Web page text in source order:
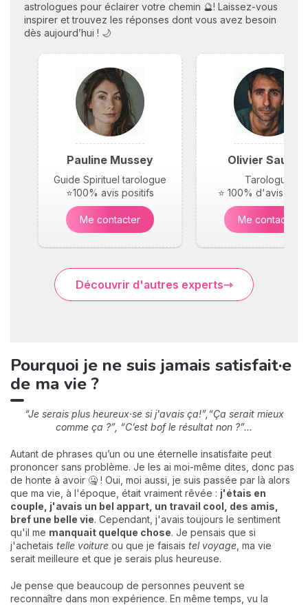
astrologues pour éclairer votre chemin 🔮! Laissez-vous
inspirer et trouvez les réponses dont vous avez besoin
dès aujourd’hui ! 🌙
Pauline Mussey
Guide Spirituel tarologue
⭐100% avis positifs
Me contacter
Olivier Saunier
Tarologue
⭐ 100% d'avis
Me contacter
Découvrir d'autres experts
Pourquoi je ne suis jamais satisfait·e
de ma vie ?
“Je serais plus heureux·se si j'avais ça!”,“Ça serait mieux
comme ça ?”, “C’est bof le résultat non ?”...
Autant de phrases qu’un ou une éternelle insatisfaite peut
prononcer sans problème. Je les ai moi-même dites, donc pas
de honte à avoir 🤐 ! Oui, moi aussi, je suis passée par là alors
que ma vie, à l'époque, était vraiment rêvée : j'étais en
couple, j'avais un bel appart, un travail cool, des amis,
bref une belle vie. Cependant, j'avais toujours le sentiment
qu'il me manquait quelque chose. Je pensais que si
j'achetais telle voiture ou que je faisais tel voyage , ma vie
serait meilleure et que je serais plus heureuse.
Je pense que beaucoup de personnes peuvent se
reconnaître dans mon expérience. En même temps, vu la